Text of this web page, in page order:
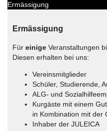
Ermässigung
Ermässigung
Für einige Veranstaltungen
Diesen erhalten bei uns:
Vereinsmitglieder
Schüler, Studierende,
ALG- und
Kurgäste mit einem
in Kombination mit der
Inhaber der JULEICA